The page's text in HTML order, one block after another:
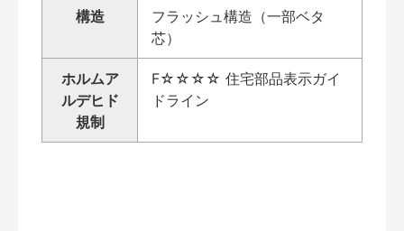
構造
フラッシュ構造（一部ベタ
芯）
ホルムア
ルデヒド
規制
F☆☆☆☆ 住宅部品表示ガイ
ドライン